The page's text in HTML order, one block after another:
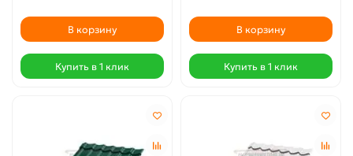
В корзину
Купить в 1 клик
В корзину
Купить в 1 клик